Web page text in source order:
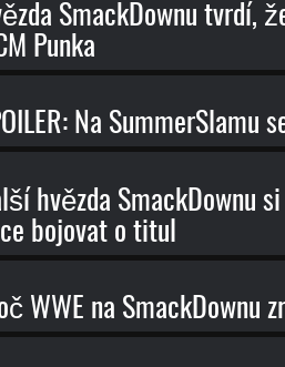
SmackDownu tvrdí,
Punka
Na
hvězda SmackDownu
bojovat o titul
WWE na SmackDownu